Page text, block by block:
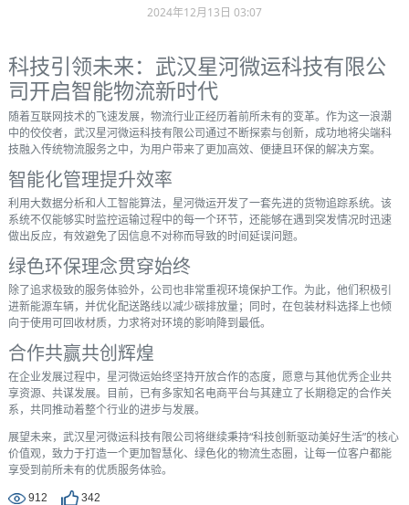
2024年12月13日 03:07
科技引领未来：武汉星河微运科技有限公
司开启智能物流新时代
随着互联网技术的飞速发展，物流行业正经历着前所未有的变革。作为这一浪潮
中的佼佼者，武汉星河微运科技有限公司通过不断探索与创新，成功地将尖端科
技融入传统物流服务之中，为用户带来了更加高效、便捷且环保的解决方案。
智能化管理提升效率
利用大数据分析和人工智能算法，星河微运开发了一套先进的货物追踪系统。该
系统不仅能够实时监控运输过程中的每一个环节，还能够在遇到突发情况时迅速
做出反应，有效避免了因信息不对称而导致的时间延误问题。
绿色环保理念贯穿始终
除了追求极致的服务体验外，公司也非常重视环境保护工作。为此，他们积极引
进新能源车辆，并优化配送路线以减少碳排放量；同时，在包装材料选择上也倾
向于使用可回收材质，力求将对环境的影响降到最低。
合作共赢共创辉煌
在企业发展过程中，星河微运始终坚持开放合作的态度，愿意与其他优秀企业共
享资源、共谋发展。目前，已有多家知名电商平台与其建立了长期稳定的合作关
系，共同推动着整个行业的进步与发展。
展望未来，武汉星河微运科技有限公司将继续秉持“科技创新驱动美好生活”的核心
价值观，致力于打造一个更加智慧化、绿色化的物流生态圈，让每一位客户都能
享受到前所未有的优质服务体验。
912 342